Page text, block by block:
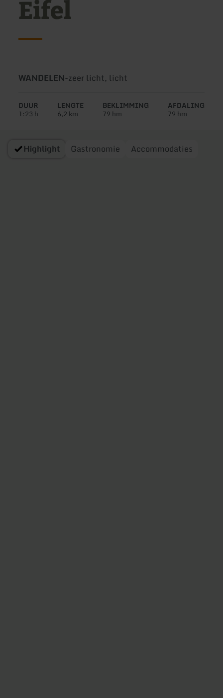
Eifel
Soort
WANDELEN-Moeilijkheidsgraad:
zeer licht, licht
DUUR
1:23 h
LENGTE
6,2 km
BEKLIMMING
79 hm
AFDALING
79 hm
Highlight Gastronomie Accommodaties